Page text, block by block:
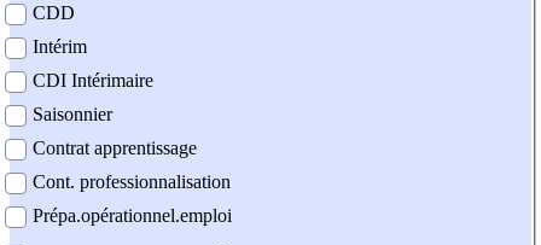
CDD
Intérim
CDI Intérimaire
Saisonnier
Contrat apprentissage
Cont. professionnalisation
Prépa.opérationnel.emploi